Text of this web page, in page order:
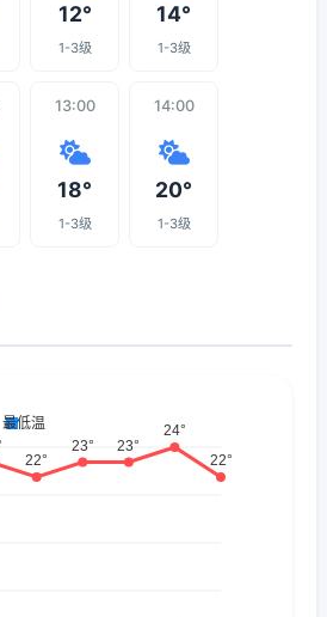
12°
1-3级
14°
1-3级
13:00
18°
1-3级
14:00
20°
1-3级